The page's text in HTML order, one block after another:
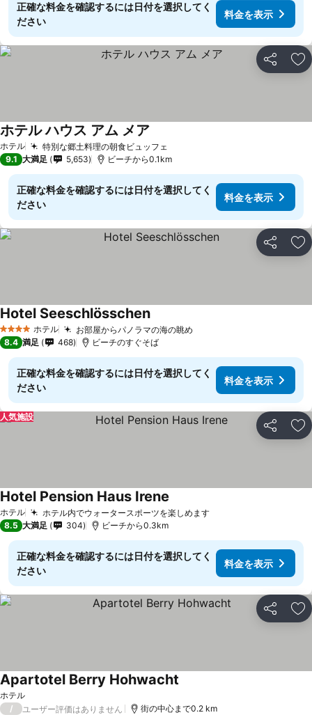
正確な料金を確認するには日付を選択してく
ださい
料金を表示
シェア お
ホテル 特別な郷土料理の朝食ビュッフェ
ホテル ハウス アム メア
9.1 大満足 5,653 ビーチから0.1km
正確な料金を確認するには日付を選択してく
ださい
料金を表示
シェア お
4 ホテルのランク
ホテル お部屋からパノラマの海の眺め
Hotel Seeschlösschen
8.4 満足 468 ビーチのすぐそば
正確な料金を確認するには日付を選択してく
ださい
料金を表示
シェア お
人気施設
ホテル ホテル内でウォータースポーツを楽しめます
Hotel Pension Haus Irene
8.5 大満足 304 ビーチから0.3km
正確な料金を確認するには日付を選択してく
ださい
料金を表示
シェア お
ホテル
Apartotel Berry Hohwacht
/ ユーザー評価はありません 街の中心まで0.2 km